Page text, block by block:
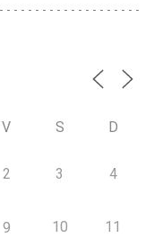
V S D
2 3 4
9 10 11